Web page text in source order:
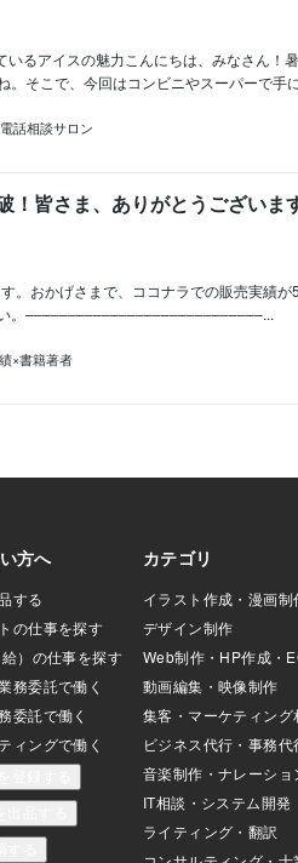
るアイスの魅力こんにちは、みなさん！
。そこで、今回はコンビニやスーパーで手
電話相談サロン
！皆さま、ありがとうございま
。おかげさまで、ココナラでの販売実績
。––––––––––––––––––––––––––––...
×書籍著者